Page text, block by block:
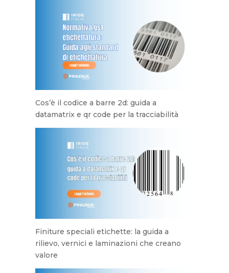
Cos’è il codice a barre 2d: guida a
datamatrix e qr code per la tracciabilità
Finiture speciali etichette: la guida a
rilievo, vernici e laminazioni che creano
valore